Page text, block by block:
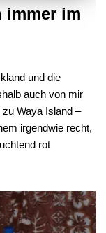
immer im
und die
auch von mir
Waya Island –
irgendwie recht,
rot